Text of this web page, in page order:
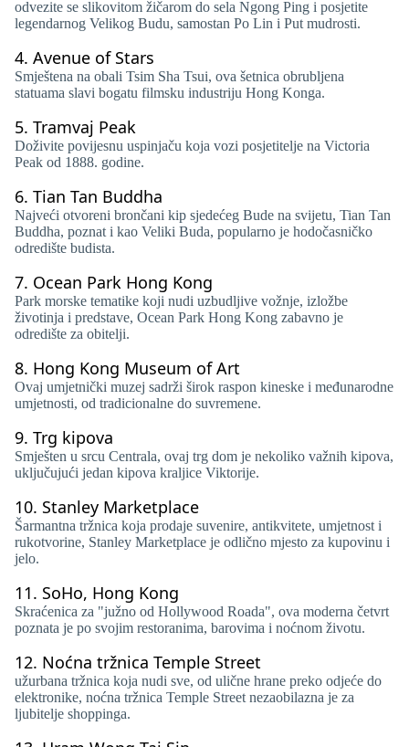
odvezite se slikovitom žičarom do sela Ngong Ping i posjetite
legendarnog Velikog Budu, samostan Po Lin i Put mudrosti.
4. Avenue of Stars
Smještena na obali Tsim Sha Tsui, ova šetnica obrubljena
statuama slavi bogatu filmsku industriju Hong Konga.
5. Tramvaj Peak
Doživite povijesnu uspinjaču koja vozi posjetitelje na Victoria
Peak od 1888. godine.
6. Tian Tan Buddha
Najveći otvoreni brončani kip sjedećeg Bude na svijetu, Tian Tan
Buddha, poznat i kao Veliki Buda, popularno je hodočasničko
odredište budista.
7. Ocean Park Hong Kong
Park morske tematike koji nudi uzbudljive vožnje, izložbe
životinja i predstave, Ocean Park Hong Kong zabavno je
odredište za obitelji.
8. Hong Kong Museum of Art
Ovaj umjetnički muzej sadrži širok raspon kineske i međunarodne
umjetnosti, od tradicionalne do suvremene.
9. Trg kipova
Smješten u srcu Centrala, ovaj trg dom je nekoliko važnih kipova,
uključujući jedan kipova kraljice Viktorije.
10. Stanley Marketplace
Šarmantna tržnica koja prodaje suvenire, antikvitete, umjetnost i
rukotvorine, Stanley Marketplace je odlično mjesto za kupovinu i
jelo.
11. SoHo, Hong Kong
Skraćenica za "južno od Hollywood Roada", ova moderna četvrt
poznata je po svojim restoranima, barovima i noćnom životu.
12. Noćna tržnica Temple Street
užurbana tržnica koja nudi sve, od ulične hrane preko odjeće do
elektronike, noćna tržnica Temple Street nezaobilazna je za
ljubitelje shoppinga.